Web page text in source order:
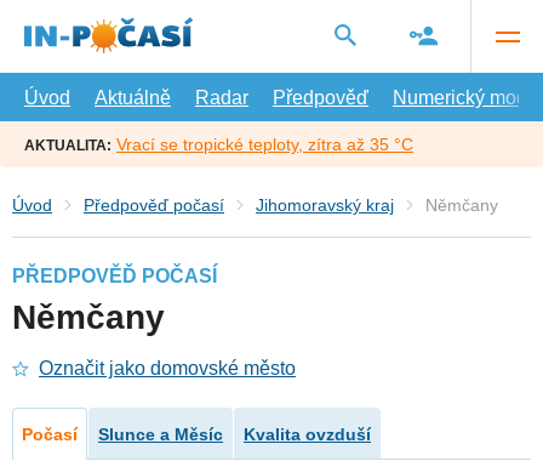
hlavní
Úvod
Aktuálně Radar Předpověď Numerický model
AKTUALITA: Vrací se tropické teploty, zítra až 35 °C
Úvod Předpověď počasí Jihomoravský kraj Němčany
PŘEDPOVĚĎ POČASÍ
Němčany
Označit jako domovské město
Počasí Slunce a Měsíc Kvalita ovzduší